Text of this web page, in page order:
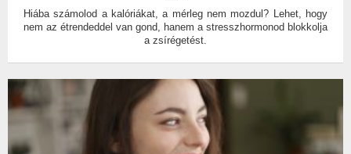
Hiába számolod a kalóriákat, a mérleg nem mozdul? Lehet, hogy
nem az étrendeddel van gond, hanem a stresszhormonod blokkolja
a zsírégetést.